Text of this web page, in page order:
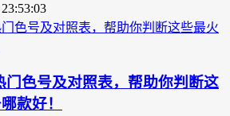
门色号及对照表，帮助你判断这
款好！